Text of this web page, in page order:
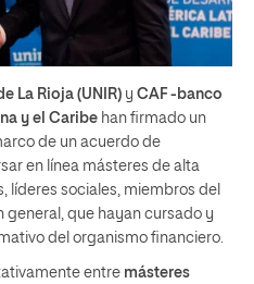
La Rioja (UNIR) y CAF -banco
y el Caribe han firmado un
de un acuerdo de
en línea másteres de alta
líderes sociales, miembros del
que hayan cursado y
del organismo financiero.
entre másteres